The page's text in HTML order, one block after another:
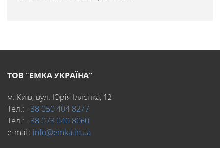
ТОВ "ЕМКА УКРАЇНА"
м. Київ, вул. Юрія Іллєнка, 12
Тел.: +38 050 404 8277
Тел.: +38 073 040 8060
e-mail: info@emka.in.ua